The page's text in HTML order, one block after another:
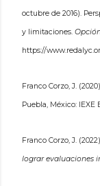
octubre de 2016).
y limitaciones.
https://
Franco Corzo, J. (2020).
Puebla, México: IEXE
Franco Corzo, J. (2022).
lograr evaluaciones